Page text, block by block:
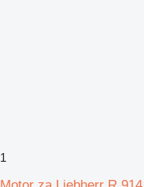
1